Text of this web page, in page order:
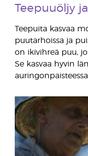
Teepuuöljy
Teepuita kasvaa
puutarhoissa ja
on ikivihreä puu,
Se kasvaa hyvin